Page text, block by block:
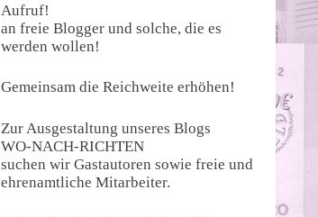
Aufruf!
an freie Blogger und solche, die es
werden wollen!
Gemeinsam die Reichweite erhöhen!
Zur Ausgestaltung unseres Blogs
WO-NACH-RICHTEN
suchen wir Gastautoren sowie freie und
ehrenamtliche Mitarbeiter.